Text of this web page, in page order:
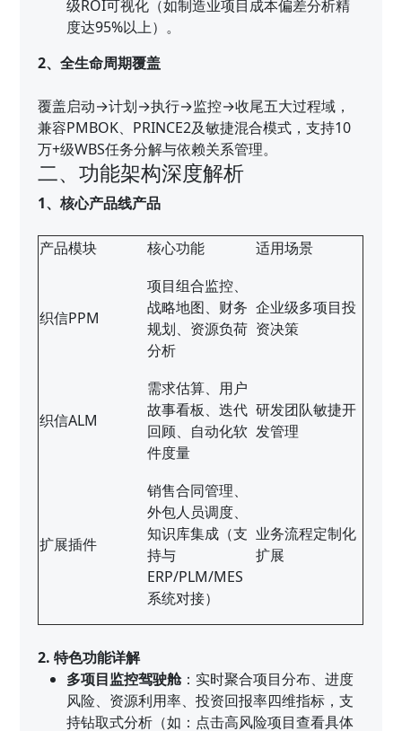
级ROI可视化（如制造业项目成本偏差分析精
度达95%以上）。
2、全生命周期覆盖
覆盖启动→计划→执行→监控→收尾五大过程域，
兼容PMBOK、PRINCE2及敏捷混合模式，支持10
万+级WBS任务分解与依赖关系管理。
二、功能架构深度解析
1、核心产品线产品
产品模块 核心功能 适用场景
织信PPM
项目组合监控、
战略地图、财务
规划、资源负荷
分析
企业级多项目投
资决策
织信ALM
需求估算、用户
故事看板、迭代
回顾、自动化软
件度量
研发团队敏捷开
发管理
扩展插件
销售合同管理、
外包人员调度、
知识库集成（支
持与
ERP/PLM/MES
系统对接）
业务流程定制化
扩展
2. 特色功能详解
多项目监控驾驶舱：实时聚合项目分布、进度
风险、资源利用率、投资回报率四维指标，支
持钻取式分析（如：点击高风险项目查看具体